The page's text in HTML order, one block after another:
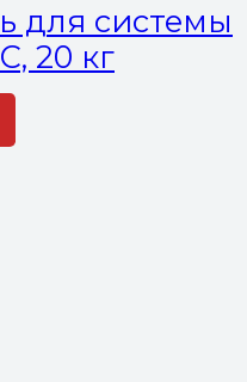
для системы
20 кг